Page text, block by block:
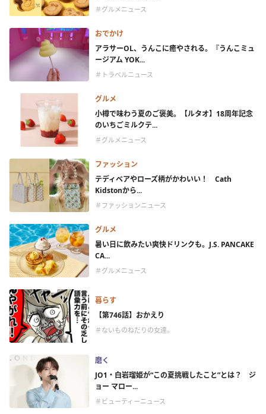
＃グルメニュース
おでかけ
アラサーOL、うんこに癒やされる。『うんこミュ
ージアム YOK...
＃トラベルニュース
グルメ
小樽で味わう夏のご褒美。【ルタオ】18周年記念
のいちごミルクテ...
＃グルメニュース
ファッション
テディベアやローズ柄がかわいい！ Cath
Kidstonから...
＃ファッションニュース
グルメ
暑い日に飲みたい爽快ドリンクも。J.S. PANCAKE
CA...
＃グルメニュース
暮らす
【第746話】おかえり
＃ないものねだりの女達。
磨く
JO1・白岩瑠姫が“この夏挑戦したこと”とは？ ジ
ョー マロー...
＃ビューティーニュース